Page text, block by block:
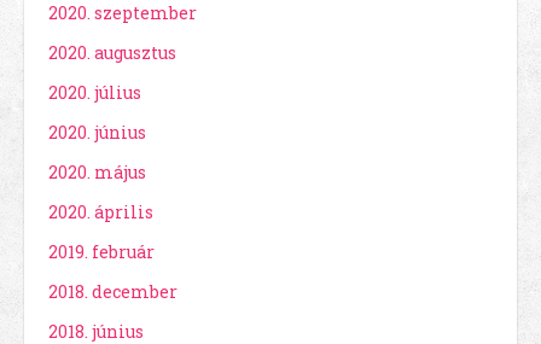
2020. szeptember
2020. augusztus
2020. július
2020. június
2020. május
2020. április
2019. február
2018. december
2018. június